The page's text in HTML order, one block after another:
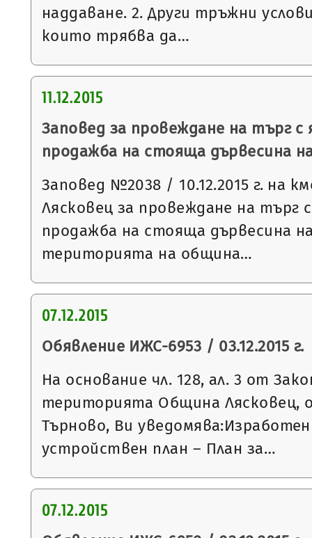
наддаване. 2. Други тръжни
които трябва да…
11.12.2015
Заповед за провеждане на търг с
продажба на стояща дървесина
Заповед №2038 / 10.12.2015 г. на
Лясковец за провеждане на търг
продажба на стояща дървесина
територията на община…
07.12.2015
Обявление ИЖС-6953 / 03.12.2015 г.
На основание чл. 128, ал. 3 от
територията Община Лясковец,
Търново, Ви
устройствен план – План за…
07.12.2015